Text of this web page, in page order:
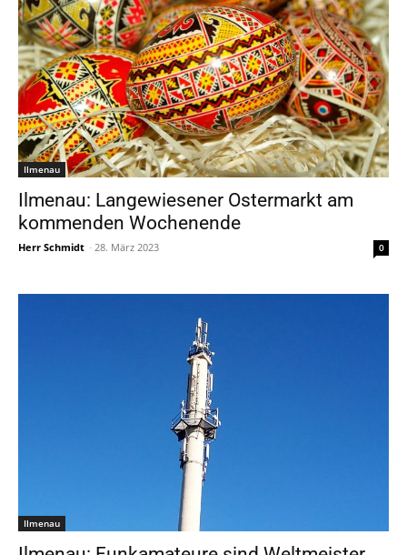
Ilmenau
Ilmenau: Langewiesener Ostermarkt am
kommenden Wochenende
Herr Schmidt - 28. März 2023 0
Ilmenau